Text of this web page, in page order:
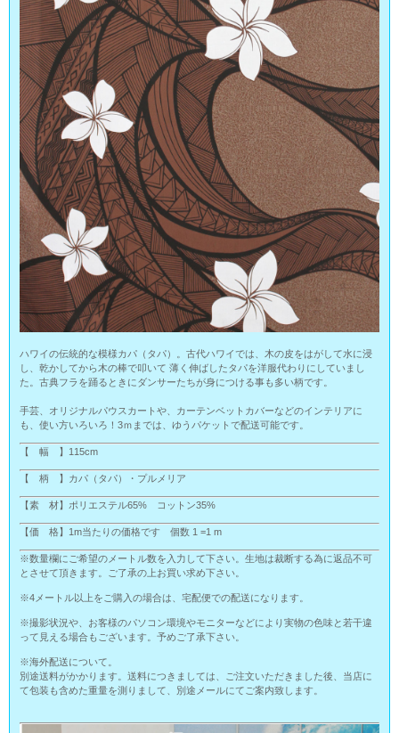
ハワイの伝統的な模様カパ（タパ）。古代ハワイでは、木の皮をはがして水に浸
し、乾かしてから木の棒で叩いて 薄く伸ばしたタパを洋服代わりにしていまし
た。古典フラを踊るときにダンサーたちが身につける事も多い柄です。
手芸、オリジナルパウスカートや、カーテンベットカバーなどのインテリアに
も、使い方いろいろ！3ｍまでは、ゆうパケットで配送可能です。
【 幅 】115cm
【 柄 】カパ（タパ）・プルメリア
【素 材】ポリエステル65% コットン35%
【価 格】1m当たりの価格です 個数 1 =1 m
※数量欄にご希望のメートル数を入力して下さい。生地は裁断する為に返品不可
とさせて頂きます。ご了承の上お買い求め下さい。
※4メートル以上をご購入の場合は、宅配便での配送になります。
※撮影状況や、お客様のパソコン環境やモニターなどにより実物の色味と若干違
って見える場合もございます。予めご了承下さい。
※海外配送について。
別途送料がかかります。送料につきましては、ご注文いただきました後、当店に
て包装も含めた重量を測りまして、別途メールにてご案内致します。